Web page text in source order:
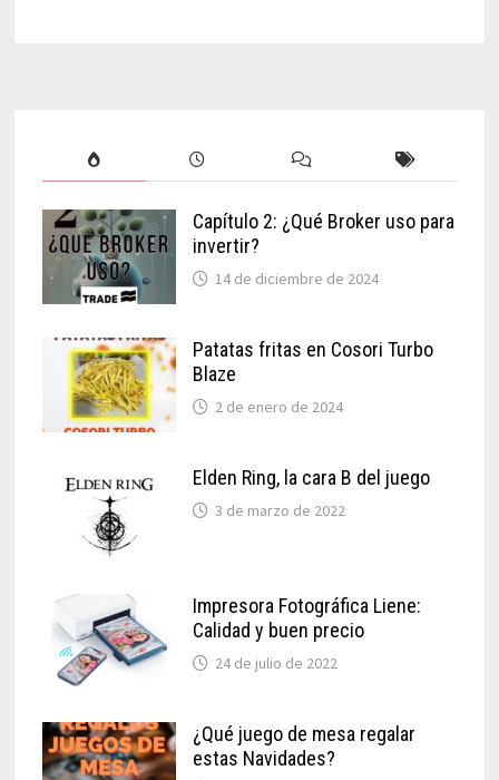
Capítulo 2: ¿Qué Broker uso para
invertir?
14 de diciembre de 2024
Patatas fritas en Cosori Turbo
Blaze
2 de enero de 2024
Elden Ring, la cara B del juego
3 de marzo de 2022
Impresora Fotográfica Liene:
Calidad y buen precio
24 de julio de 2022
¿Qué juego de mesa regalar
estas Navidades?